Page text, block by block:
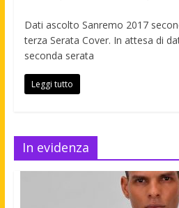
Dati ascolto Sanremo 2017
terza Serata Cover. In attesa di
seconda serata
Leggi tutto
In evidenza